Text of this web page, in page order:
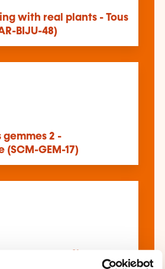
with real plants - Tous
BIJU-48)
gemmes 2 -
(SCM-GEM-17)